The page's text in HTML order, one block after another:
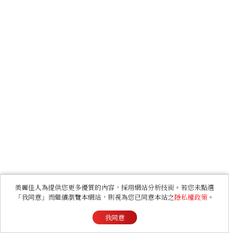
美麗佳人為提供您更多優質的內容，採用網站分析技術。若您未點選
「我同意」而繼續瀏覽本網站，則視為您已同意本站之隱私權政策 。
我同意